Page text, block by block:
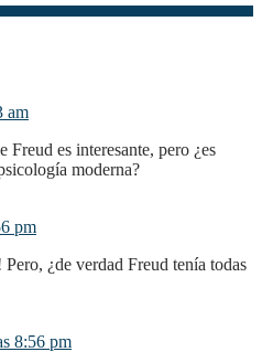
am
moderna?
pm
8:56 pm